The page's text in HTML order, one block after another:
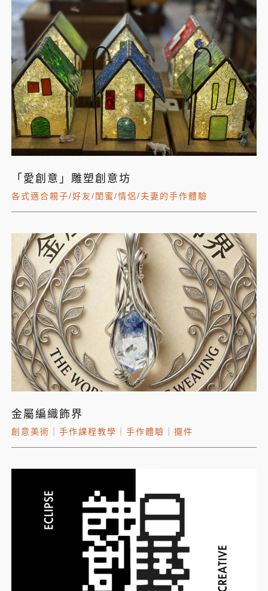
「愛創意」雕塑創意坊
各式適合親子/好友/閨蜜/情侶/夫妻的手作體驗
金屬編織飾界
創意美術 手作課程教學 手作體驗 擺件